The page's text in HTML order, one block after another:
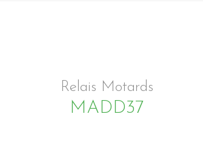
Relais Motards
MADD37